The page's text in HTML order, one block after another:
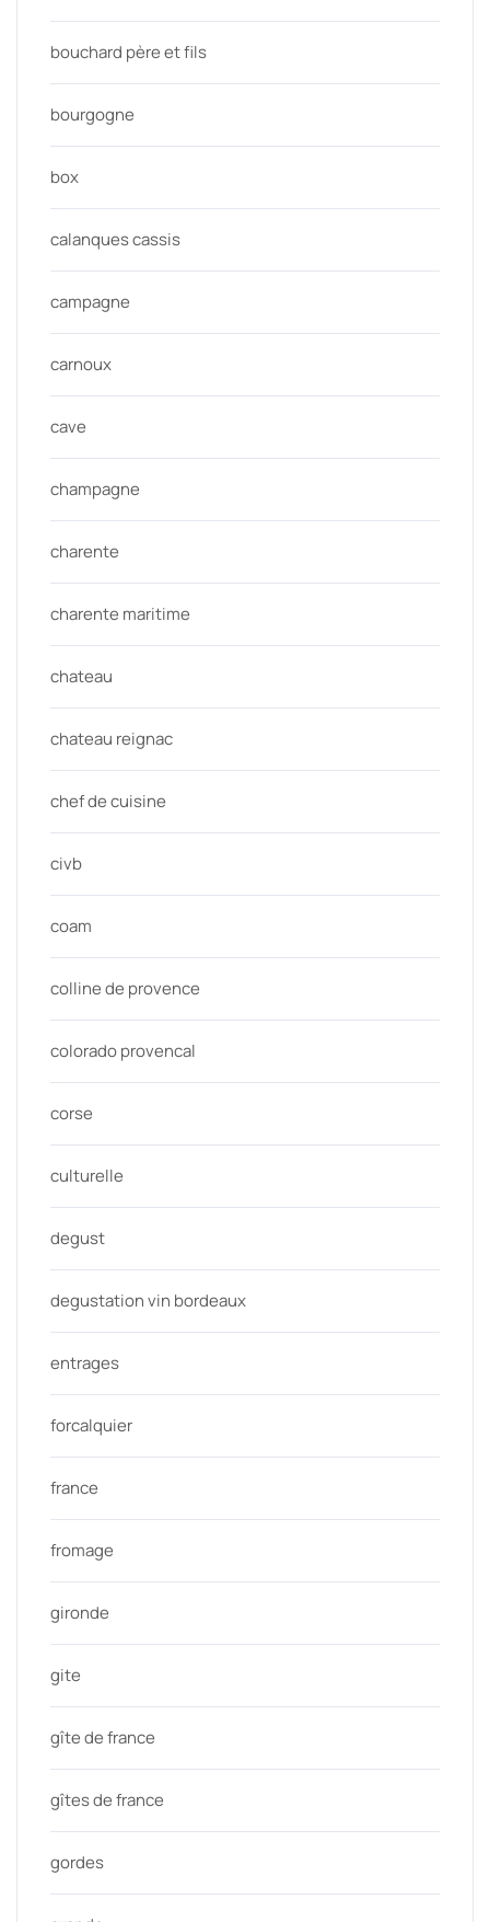
bouchard père et fils
bourgogne
box
calanques cassis
campagne
carnoux
cave
champagne
charente
charente maritime
chateau
chateau reignac
chef de cuisine
civb
coam
colline de provence
colorado provencal
corse
culturelle
degust
degustation vin bordeaux
entrages
forcalquier
france
fromage
gironde
gite
gîte de france
gîtes de france
gordes